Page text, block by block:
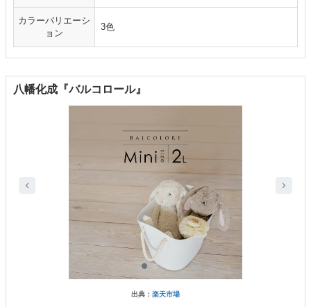
カラーバリエーシ
ョン
3色
八幡化成『バルコロール』
出典： 楽天市場